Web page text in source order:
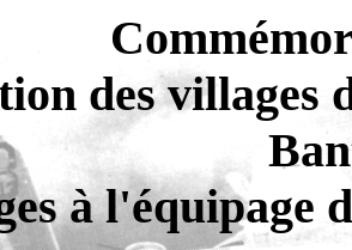
des villages
à l'équipage